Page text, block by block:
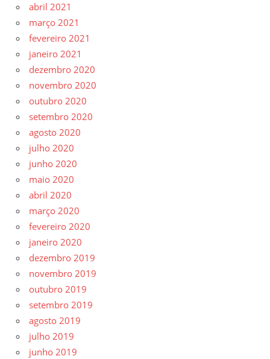
abril 2021
março 2021
fevereiro 2021
janeiro 2021
dezembro 2020
novembro 2020
outubro 2020
setembro 2020
agosto 2020
julho 2020
junho 2020
maio 2020
abril 2020
março 2020
fevereiro 2020
janeiro 2020
dezembro 2019
novembro 2019
outubro 2019
setembro 2019
agosto 2019
julho 2019
junho 2019